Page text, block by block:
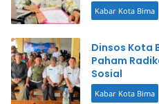
Kabar Kota Bima
Dinsos Kota
Paham
Sosial
Kabar Kota Bima